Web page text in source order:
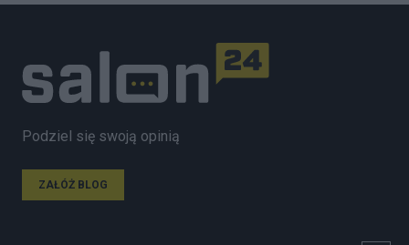
Podziel się swoją opinią
ZAŁÓŻ BLOG